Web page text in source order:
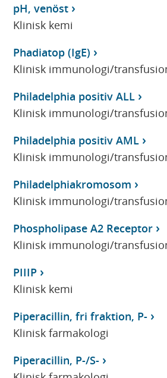
pH, venöst
Klinisk kemi
Phadiatop (IgE)
Klinisk immunologi/
Philadelphia positiv ALL
Klinisk immunologi/
Philadelphia positiv AML
Klinisk immunologi/
Philadelphiakromosom
Klinisk immunologi/
Phospholipase A2 Receptor
Klinisk immunologi/
PIIIP
Klinisk kemi
Piperacillin, fri fraktion, P-
Klinisk farmakologi
Piperacillin, P-/S-